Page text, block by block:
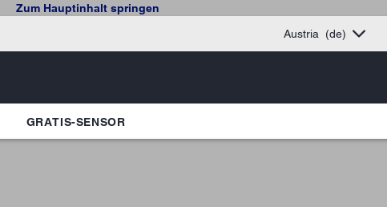
Zum Hauptinhalt springen
Austria
(de)
GRATIS-SENSOR